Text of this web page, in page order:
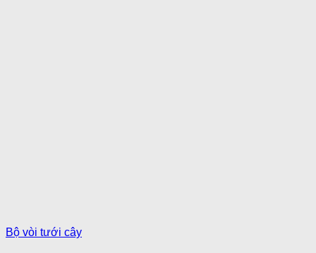
Bộ vòi tưới cây